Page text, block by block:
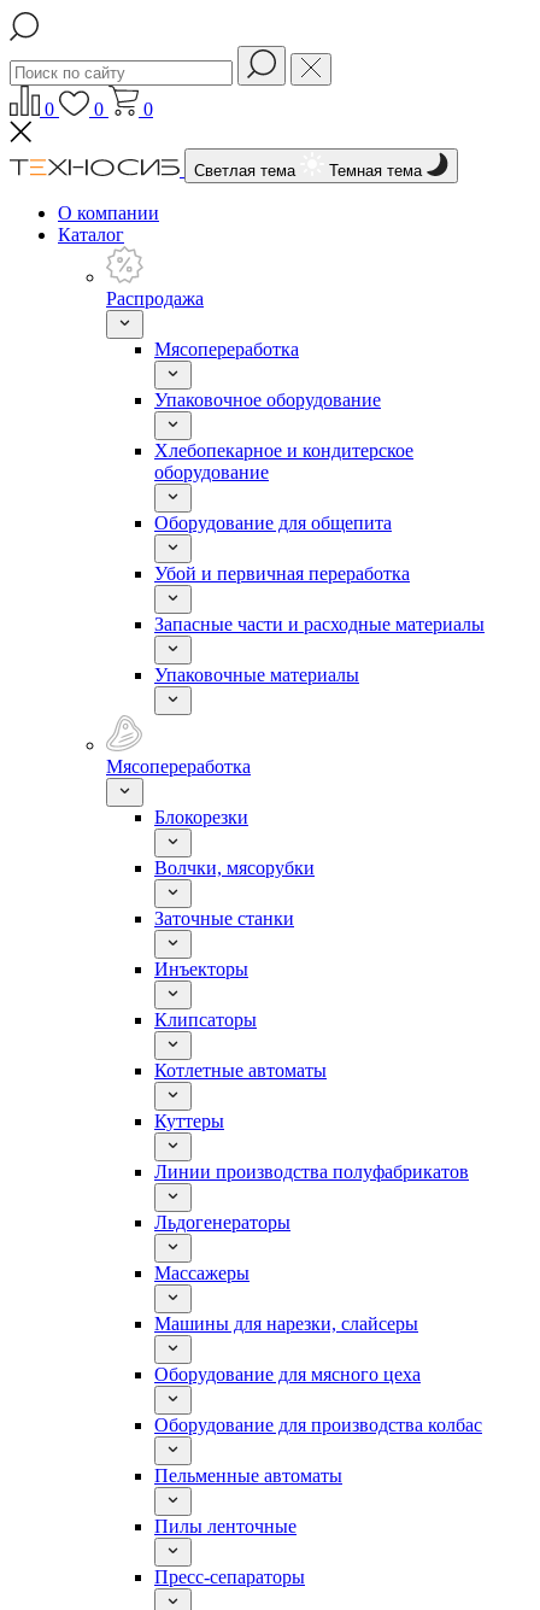
0 0 0
Светлая тема Темная тема
О компании
Каталог
Распродажа
Мясопереработка
Упаковочное оборудование
Хлебопекарное и кондитерское
оборудование
Оборудование для общепита
Убой и первичная переработка
Запасные части и расходные материалы
Упаковочные материалы
Мясопереработка
Блокорезки
Волчки, мясорубки
Заточные станки
Инъекторы
Клипсаторы
Котлетные автоматы
Куттеры
Линии производства полуфабрикатов
Льдогенераторы
Массажеры
Машины для нарезки, слайсеры
Оборудование для мясного цеха
Оборудование для производства колбас
Пельменные автоматы
Пилы ленточные
Пресс-сепараторы